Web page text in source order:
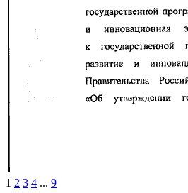
1 2 3 4 ... 9